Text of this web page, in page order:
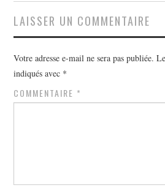
LAISSER UN COMMENTAIRE
Votre adresse e-mail ne sera pas publiée.
indiqués avec *
COMMENTAIRE *